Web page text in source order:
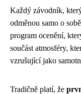
Každý závodník,
odměnou samo o
program ocenění,
součást atmosféry,
vzrušující jako
Tradičně platí, že